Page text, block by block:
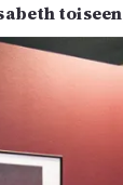
toiseen